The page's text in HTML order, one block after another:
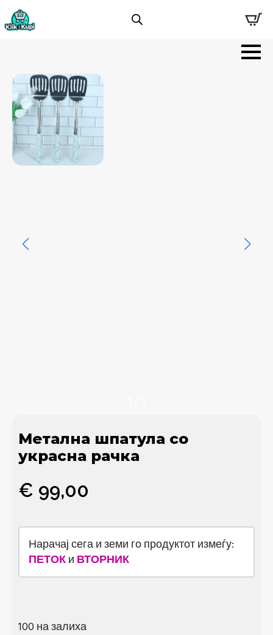
Метална шпатула со
украсна рачка
€ 99,00
Нарачај сега и земи го продуктот измеѓу:
ПЕТОК и ВТОРНИК
100 на залиха